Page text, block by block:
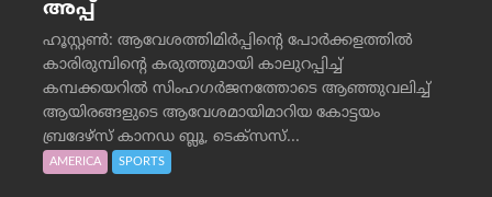
അപ്പ്
ഹൂസ്റ്റണ്‍: ആവേശത്തിമിര്‍പ്പിന്റെ പോര്‍ക്കളത്തില്‍
കാരിരുമ്പിന്റെ കരുത്തുമായി കാലുറപ്പിച്ച്
കമ്പക്കയറില്‍ സിംഹഗര്‍ജനത്തോടെ ആഞ്ഞുവലിച്ച്
ആയിരങ്ങളുടെ ആവേശമായിമാറിയ കോട്ടയം
ബ്രദേഴ്‌സ് കാനഡ ബ്ലൂ, ടെക്‌സസ്...
AMERICA SPORTS